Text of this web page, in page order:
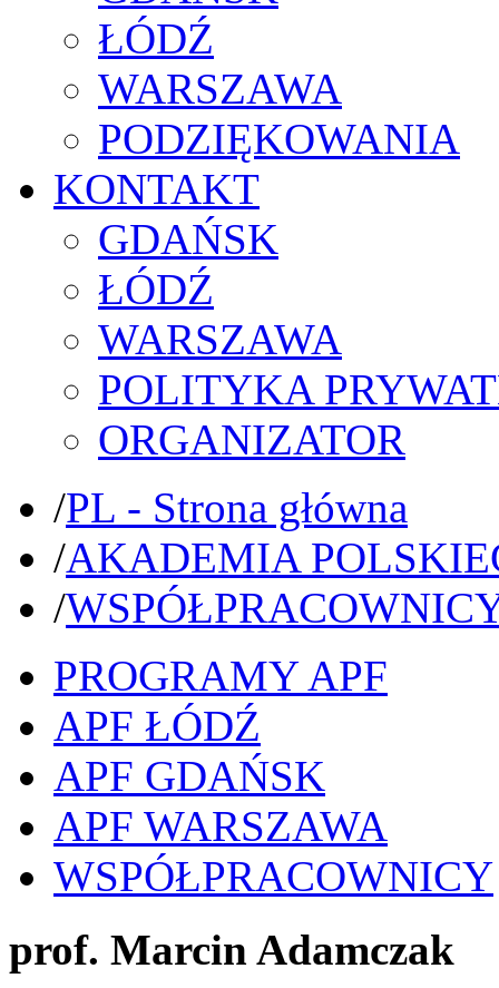
ŁÓDŹ
WARSZAWA
PODZIĘKOWANIA
KONTAKT
GDAŃSK
ŁÓDŹ
WARSZAWA
POLITYKA
ORGANIZATOR
/PL - Strona główna
/AKADEMIA
/
PROGRAMY APF
APF ŁÓDŹ
APF GDAŃSK
APF WARSZAWA
WSPÓŁPRACOWNICY
prof. Marcin Adamczak